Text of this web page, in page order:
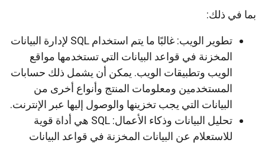
بما في ذلك:
تطوير الويب: غالبًا ما يتم استخدام SQL لإدارة البيانات
المخزنة في قواعد البيانات التي تستخدمها مواقع
الويب وتطبيقات الويب. يمكن أن يشمل ذلك حسابات
المستخدمين ومعلومات المنتج وأنواع أخرى من
البيانات التي يجب تخزينها والوصول إليها عبر الإنترنت.
تحليل البيانات وذكاء الأعمال: SQL هي أداة قوية
للاستعلام عن البيانات المخزنة في قواعد البيانات